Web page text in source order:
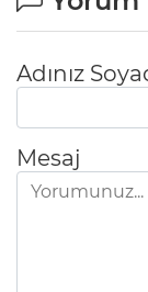
Adınız
Mesaj